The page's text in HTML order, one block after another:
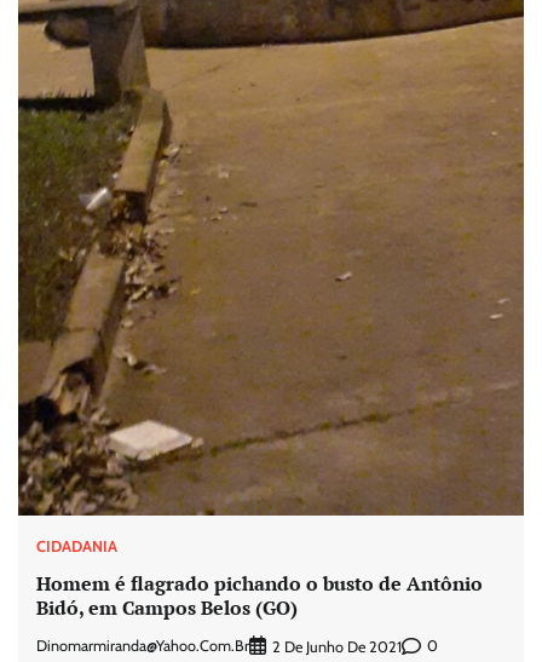
CIDADANIA
Homem é flagrado pichando o busto de Antônio
Bidó, em Campos Belos (GO)
Dinomarmiranda@yahoo.com.br 2 De Junho De 2021 0